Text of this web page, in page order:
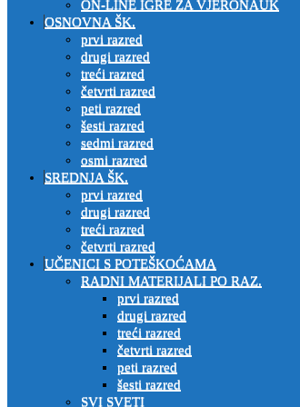
ON-LINE IGRE ZA VJERONAUK
OSNOVNA ŠK.
prvi razred
drugi razred
treći razred
četvrti razred
peti razred
šesti razred
sedmi razred
osmi razred
SREDNJA ŠK.
prvi razred
drugi razred
treći razred
četvrti razred
UČENICI S POTEŠKOĆAMA
RADNI MATERIJALI PO RAZ.
prvi razred
drugi razred
treći razred
četvrti razred
peti razred
šesti razred
SVI SVETI